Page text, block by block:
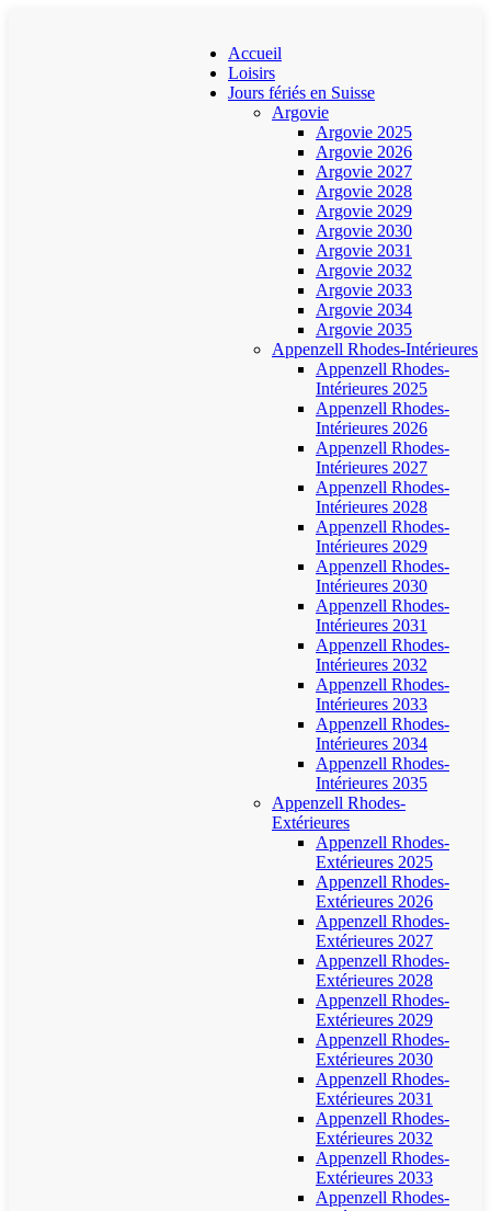
Accueil
Loisirs
Jours fériés en Suisse
Argovie
Argovie 2025
Argovie 2026
Argovie 2027
Argovie 2028
Argovie 2029
Argovie 2030
Argovie 2031
Argovie 2032
Argovie 2033
Argovie 2034
Argovie 2035
Appenzell Rhodes-Intérieures
Appenzell Rhodes-
Intérieures 2025
Appenzell Rhodes-
Intérieures 2026
Appenzell Rhodes-
Intérieures 2027
Appenzell Rhodes-
Intérieures 2028
Appenzell Rhodes-
Intérieures 2029
Appenzell Rhodes-
Intérieures 2030
Appenzell Rhodes-
Intérieures 2031
Appenzell Rhodes-
Intérieures 2032
Appenzell Rhodes-
Intérieures 2033
Appenzell Rhodes-
Intérieures 2034
Appenzell Rhodes-
Intérieures 2035
Appenzell Rhodes-
Extérieures
Appenzell Rhodes-
Extérieures 2025
Appenzell Rhodes-
Extérieures 2026
Appenzell Rhodes-
Extérieures 2027
Appenzell Rhodes-
Extérieures 2028
Appenzell Rhodes-
Extérieures 2029
Appenzell Rhodes-
Extérieures 2030
Appenzell Rhodes-
Extérieures 2031
Appenzell Rhodes-
Extérieures 2032
Appenzell Rhodes-
Extérieures 2033
Appenzell Rhodes-